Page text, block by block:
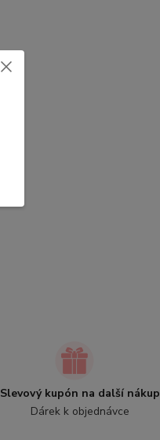
Slevový kupón na další nákup
Dárek k objednávce